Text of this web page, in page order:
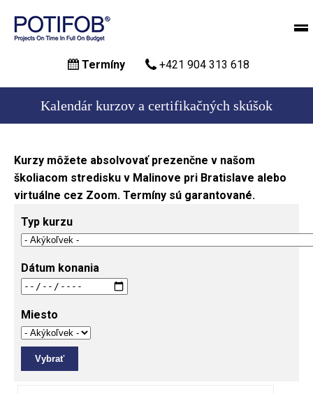
hlavný
Termíny +421 904 313 618
Kalendár kurzov a certifikačných skúšok
Kurzy môžete absolvovať prezenčne v našom
školiacom stredisku v Malinove pri Bratislave alebo
virtuálne cez Zoom. Termíny sú garantované.
Typ kurzu
Dátum konania
Miesto